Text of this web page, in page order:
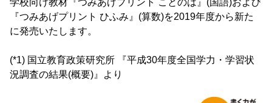
学校向け教材『つみあげプリント ことのは』(国語)および
『つみあげプリント ひふみ』(算数)を2019年度から新た
に発売いたします。
(*1) 国立教育政策研究所 『平成30年度全国学力・学習状
況調査の結果(概要)』より